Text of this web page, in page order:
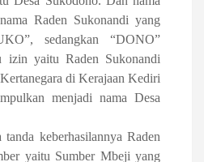
Raden Sukonandi yang
sedangkan “DONO”
izin yaitu Raden Sukonandi
di Kerajaan Kediri
menjadi nama Desa
tanda keberhasilannya Raden
yaitu Sumber Mbeji yang